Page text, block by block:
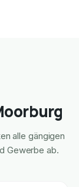
alle gängigen
Gewerbe ab.